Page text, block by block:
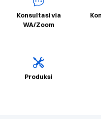
Konsultasi via
WA/Zoom
Produksi